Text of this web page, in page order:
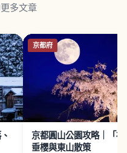
多文章
京都府
京都圓山公園攻略｜「
垂櫻與東山散策